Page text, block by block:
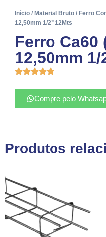
Início / Material Bruto / Ferro
12,50mm 1/2’’ 12Mts
Ferro Ca60
12,50mm 1/
Compre pelo
Produtos